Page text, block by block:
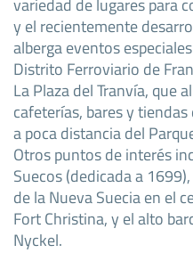
y el recientemente
alberga eventos
Distrito Ferroviario de
La Plaza del Tranvía, que
cafeterías, bares y
a poca distancia del
Otros puntos de interés
Suecos (dedicada a
de la Nueva Suecia en el
Fort Christina, y el alto
Nyckel.